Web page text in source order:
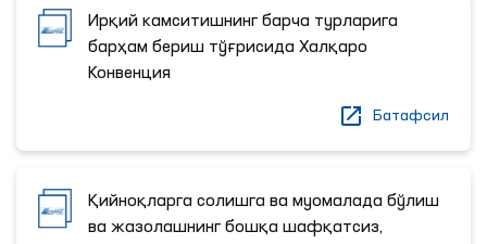
Ирқий камситишнинг барча турларига
барҳам бериш тўғрисида Халқаро
Конвенция
Батафсил
Қийноқларга солишга ва муомалада бўлиш
ва жазолашнинг бошқа шафқатсиз,